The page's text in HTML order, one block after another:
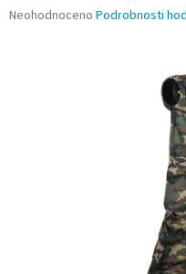
Průměrné
Neohodnoceno Podrobnosti